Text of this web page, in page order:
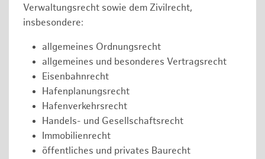
Verwaltungsrecht sowie dem Zivilrecht,
insbesondere:
allgemeines Ordnungsrecht
allgemeines und besonderes Vertragsrecht
Eisenbahnrecht
Hafenplanungsrecht
Hafenverkehrsrecht
Handels- und Gesellschaftsrecht
Immobilienrecht
öffentliches und privates Baurecht